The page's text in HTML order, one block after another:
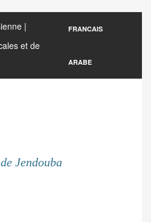
|
et de
FRANCAIS
ARABE
Jendouba